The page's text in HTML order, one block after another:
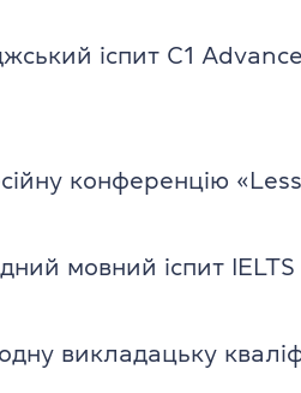
іспит C1
конференцію
мовний іспит IELTS
викладацьку